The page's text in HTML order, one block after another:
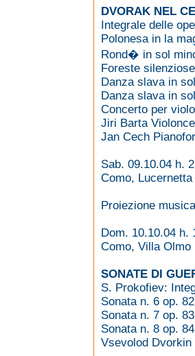
DVORAK NEL
Integrale delle
Polonesa in la
Rond� in sol
Foreste silenziose
Danza slava in
Danza slava in
Concerto per
Jiri Barta
Jan Cech
Sab. 09.10.04 h.
Como, Lucernetta
Proiezione
Dom. 10.10.04 h.
Como, Villa Olmo
SONATE DI
S. Prokofiev:
Sonata n. 6 op.
Sonata n. 7 op.
Sonata n. 8 op.
Vsevolod Dvorkin